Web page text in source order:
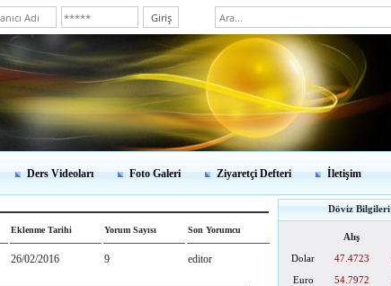
Ders Videoları Foto Galeri Ziyaretçi Defteri İletişim
Eklenme Tarihi Yorum Sayısı Son Yorumcu
26/02/2016 9 editor
Döviz Bilgileri
Alış
Dolar
47.4723
Euro
54.7972